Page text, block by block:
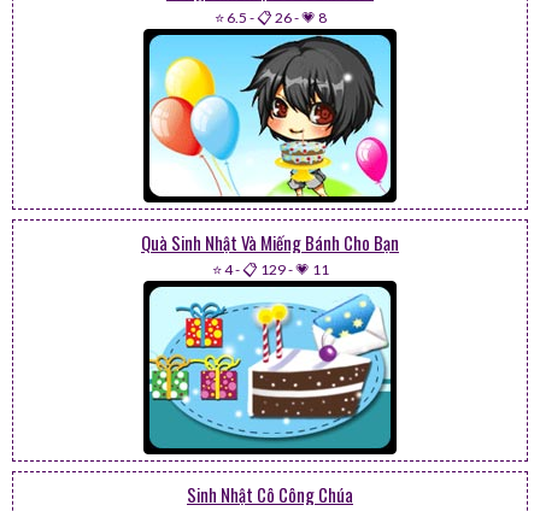
⭐ 6.5 -📋 26-💗 8
Quà Sinh Nhật Và Miếng Bánh Cho Bạn
⭐ 4-📋 129-💗 11
Sinh Nhật Cô Công Chúa